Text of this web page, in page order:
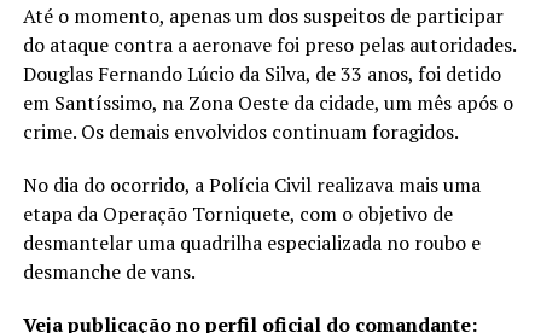
Até o momento, apenas um dos suspeitos de participar
do ataque contra a aeronave foi preso pelas autoridades.
Douglas Fernando Lúcio da Silva, de 33 anos, foi detido
em Santíssimo, na Zona Oeste da cidade, um mês após o
crime. Os demais envolvidos continuam foragidos.
No dia do ocorrido, a Polícia Civil realizava mais uma
etapa da Operação Torniquete, com o objetivo de
desmantelar uma quadrilha especializada no roubo e
desmanche de vans.
Veja publicação no perfil oficial do comandante: